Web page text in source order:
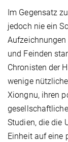
Im Gegensatz
jedoch nie ein
und Feinden
Chronisten der
wenige
Xiongnu, ihren
Studien, die die
Einheit auf eine